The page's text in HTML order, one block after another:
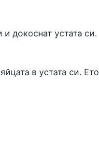
докоснат устата си.
в устата си. Ето